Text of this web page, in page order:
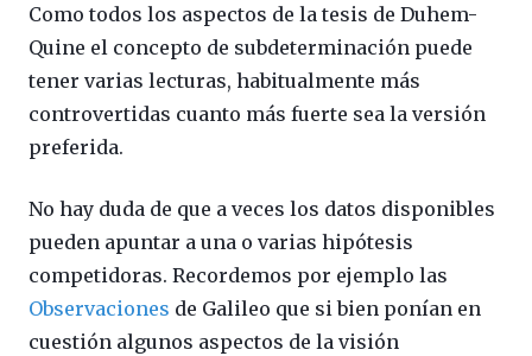
Como todos los aspectos de la tesis de Duhem-
Quine el concepto de subdeterminación puede
tener varias lecturas, habitualmente más
controvertidas cuanto más fuerte sea la versión
preferida.
No hay duda de que a veces los datos disponibles
pueden apuntar a una o varias hipótesis
competidoras. Recordemos por ejemplo las
Observaciones de Galileo que si bien ponían en
cuestión algunos aspectos de la visión